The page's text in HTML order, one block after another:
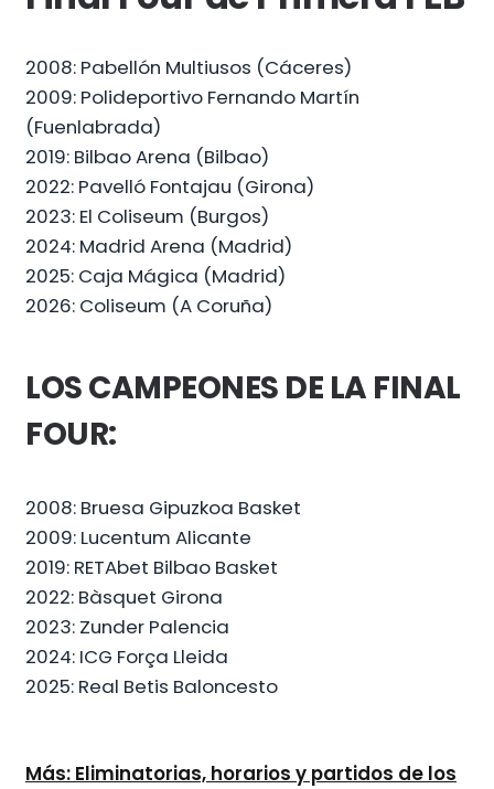
2008: Pabellón Multiusos (Cáceres)
2009: Polideportivo Fernando Martín
(Fuenlabrada)
2019: Bilbao Arena (Bilbao)
2022: Pavelló Fontajau (Girona)
2023: El Coliseum (Burgos)
2024: Madrid Arena (Madrid)
2025: Caja Mágica (Madrid)
2026: Coliseum (A Coruña)
LOS CAMPEONES DE LA FINAL
FOUR:
2008: Bruesa Gipuzkoa Basket
2009: Lucentum Alicante
2019: RETAbet Bilbao Basket
2022: Bàsquet Girona
2023: Zunder Palencia
2024: ICG Força Lleida
2025: Real Betis Baloncesto
Más: Eliminatorias, horarios y partidos de los